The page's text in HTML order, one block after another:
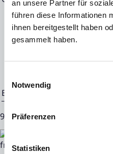
an unsere Partner für
führen diese Informationen
ihnen bereitgestellt haben
gesammelt haben.
Notwendig
Präferenzen
Statistiken
Ende der Mitteilung
91925 27.05.2024 CET/CEST